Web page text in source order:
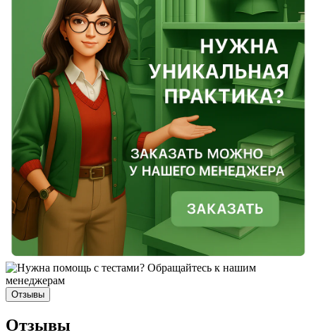
Отзывы
Отзывы